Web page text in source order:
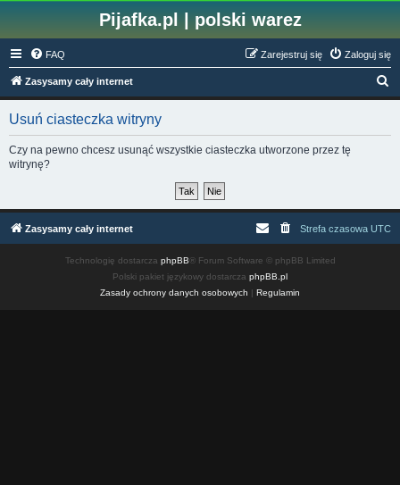
Pijafka.pl | polski warez
FAQ Zaloguj się
Zarejestruj się
Zasysamy cały internet
z
Usuń ciasteczka witryny
Czy na pewno chcesz usunąć wszystkie ciasteczka utworzone przez tę
witrynę?
Zasysamy cały internet Strefa czasowa UTC
Technologię dostarcza phpBB® Forum Software © phpBB Limited
Polski pakiet językowy dostarcza phpBB.pl
Zasady ochrony danych osobowych | Regulamin